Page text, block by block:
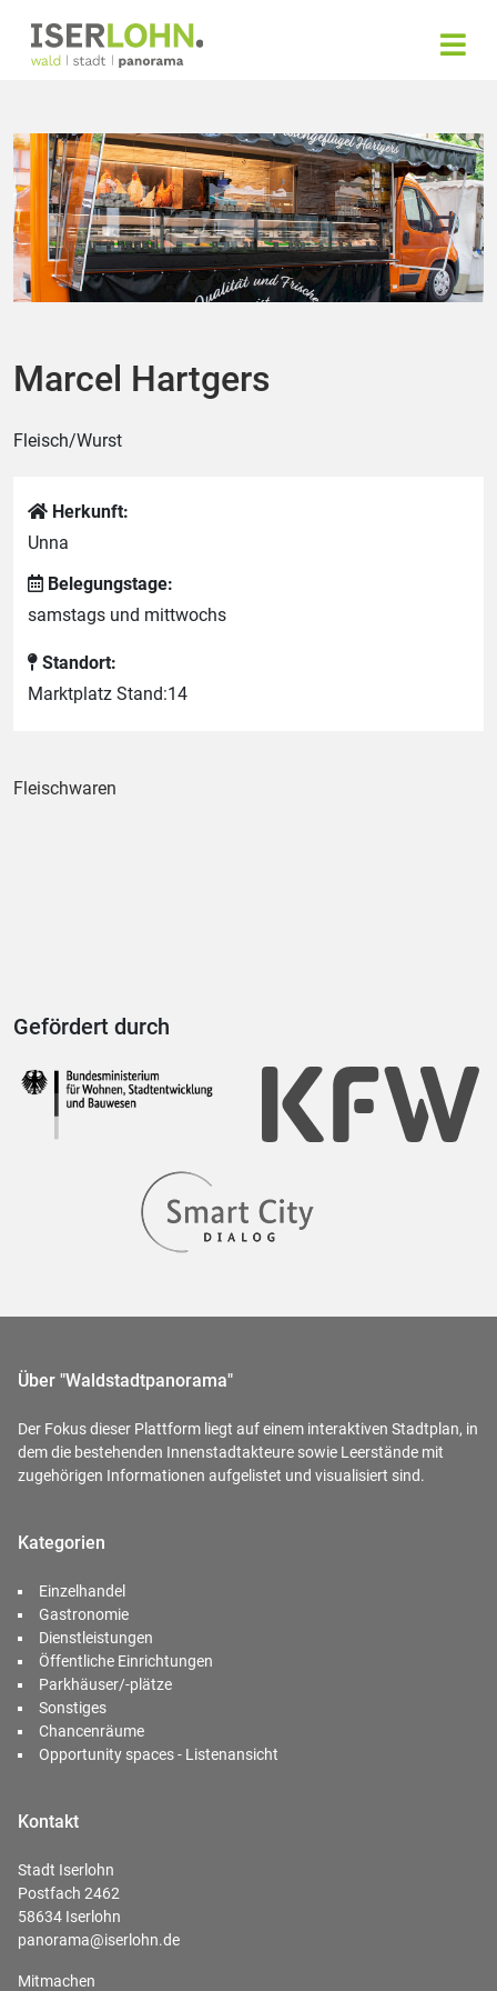
Marcel Hartgers
Fleisch/Wurst
Herkunft:
Unna
Belegungstage:
samstags und mittwochs
Standort:
Marktplatz Stand:14
Fleischwaren
Gefördert durch
Über "Waldstadtpanorama"
Der Fokus dieser Plattform liegt auf einem interaktiven Stadtplan, in
dem die bestehenden Innenstadtakteure sowie Leerstände mit
zugehörigen Informationen aufgelistet und visualisiert sind.
Kategorien
Einzelhandel
Gastronomie
Dienstleistungen
Öffentliche Einrichtungen
Parkhäuser/-plätze
Sonstiges
Chancenräume
Opportunity spaces - Listenansicht
Kontakt
Stadt Iserlohn
Postfach 2462
58634 Iserlohn
panorama@iserlohn.de
Mitmachen